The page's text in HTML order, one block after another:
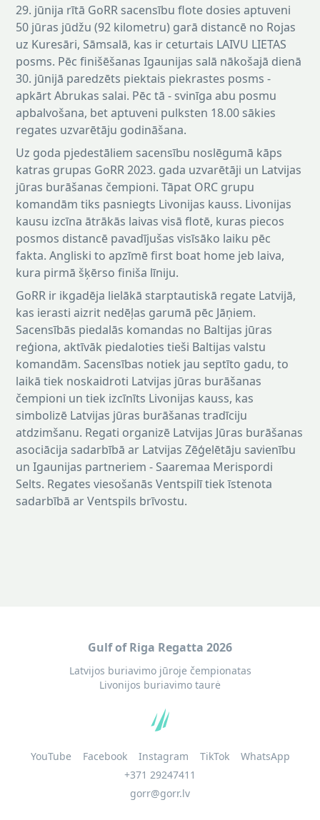
29. jūnija rītā GoRR sacensību flote dosies aptuveni
50 jūras jūdžu (92 kilometru) garā distancē no Rojas
uz Kuresāri, Sāmsalā, kas ir ceturtais LAIVU LIETAS
posms. Pēc finišēšanas Igaunijas salā nākošajā dienā
30. jūnijā paredzēts piektais piekrastes posms -
apkārt Abrukas salai. Pēc tā - svinīga abu posmu
apbalvošana, bet aptuveni pulksten 18.00 sākies
regates uzvarētāju godināšana.
Uz goda pjedestāliem sacensību noslēgumā kāps
katras grupas GoRR 2023. gada uzvarētāji un Latvijas
jūras burāšanas čempioni. Tāpat ORC grupu
komandām tiks pasniegts Livonijas kauss. Livonijas
kausu izcīna ātrākās laivas visā flotē, kuras piecos
posmos distancē pavadījušas visīsāko laiku pēc
fakta. Angliski to apzīmē first boat home jeb laiva,
kura pirmā šķērso finiša līniju.
GoRR ir ikgadēja lielākā starptautiskā regate Latvijā,
kas ierasti aizrit nedēļas garumā pēc Jāņiem.
Sacensībās piedalās komandas no Baltijas jūras
reģiona, aktīvāk piedaloties tieši Baltijas valstu
komandām. Sacensības notiek jau septīto gadu, to
laikā tiek noskaidroti Latvijas jūras burāšanas
čempioni un tiek izcīnīts Livonijas kauss, kas
simbolizē Latvijas jūras burāšanas tradīciju
atdzimšanu. Regati organizē Latvijas Jūras burāšanas
asociācija sadarbībā ar Latvijas Zēģelētāju savienību
un Igaunijas partneriem - Saaremaa Merispordi
Selts. Regates viesošanās Ventspilī tiek īstenota
sadarbībā ar Ventspils brīvostu.
Gulf of Riga Regatta 2026
Latvijos buriavimo jūroje čempionatas
Livonijos buriavimo taurė
YouTube Facebook Instagram TikTok
WhatsApp
+371 29247411
gorr@gorr.lv